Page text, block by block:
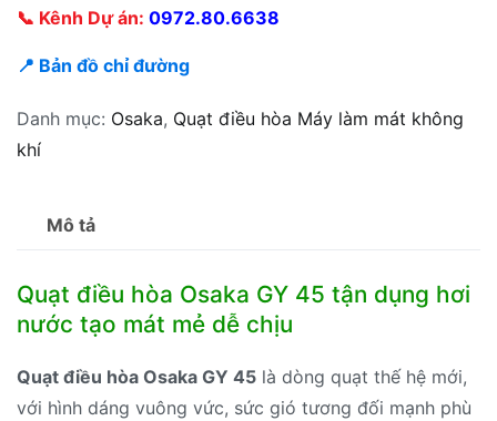
📞 Kênh Dự án: 0972.80.6638
📍 Bản đồ chỉ đường
Danh mục: Osaka, Quạt điều hòa Máy làm mát không
khí
Mô tả
Quạt điều hòa Osaka GY 45 tận dụng hơi
nước tạo mát mẻ dễ chịu
Quạt điều hòa Osaka GY 45 là dòng quạt thế hệ mới,
với hình dáng vuông vức, sức gió tương đối mạnh phù